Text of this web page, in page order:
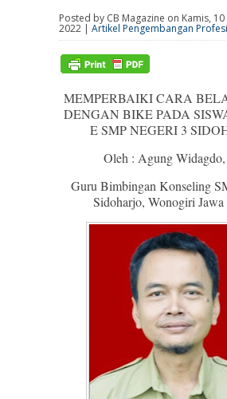
Posted by CB Magazine on Kamis,
2022 | Artikel Pengembangan Profesi
MEMPERBAIKI CARA
DENGAN BIKE PADA
E SMP NEGERI 3
Oleh : Agung Widagdo,
Guru Bimbingan Konseling
Sidoharjo, Wonogiri Jawa